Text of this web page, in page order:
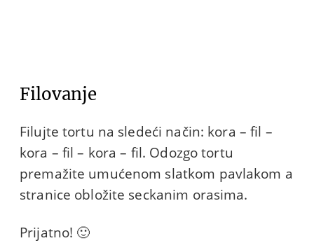
Filovanje
Filujte tortu na sledeći način: kora – fil –
kora – fil – kora – fil. Odozgo tortu
premažite umućenom slatkom pavlakom a
stranice obložite seckanim orasima.
Prijatno! 🙂